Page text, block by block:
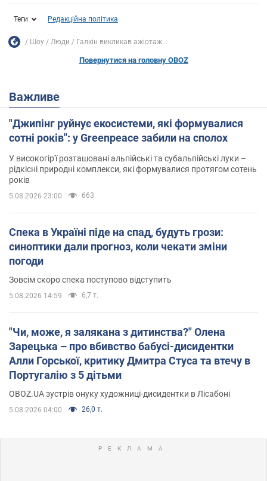
Теги Редакційна політика
Шоу Люди Галкін викликав ажіотаж...
Повернутися на головну OBOZ
Важливе
"Джипінг руйнує екосистеми, які формувалися
сотні років": у Greenpeace забили на сполох
У високогір'ї розташовані альпійські та субальпійські луки –
рідкісні природні комплекси, які формувалися протягом сотень
років
5.08.2026 23:00 663
Спека в Україні піде на спад, будуть грози:
синоптики дали прогноз, коли чекати зміни
погоди
Зовсім скоро спека поступово відступить
5.08.2026 14:59 6,7 т.
"Чи, може, я залякана з дитинства?" Олена
Зарецька – про вбивство бабусі-дисидентки
Алли Горської, критику Дмитра Стуса та втечу в
Португалію з 5 дітьми
OBOZ.UA зустрів онуку художниці-дисидентки в Лісабоні
5.08.2026 04:00 26,0 т.